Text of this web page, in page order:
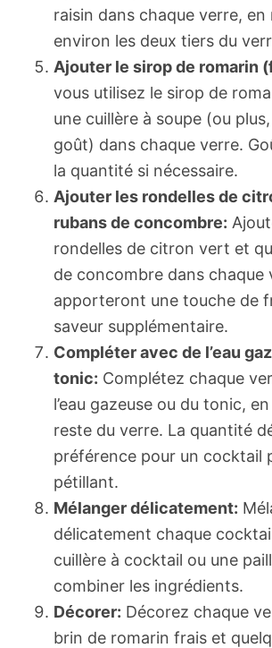
raisin dans chaque verre, en
environ les deux tiers du
Ajouter le sirop de romarin
vous utilisez le sirop de
une cuillère à soupe (ou
goût) dans chaque verre.
la quantité si nécessaire.
Ajouter les rondelles de
rubans de concombre:
rondelles de citron vert et
de concombre dans chaque
apporteront une touche de
saveur supplémentaire.
Compléter avec de l’eau
tonic: Complétez chaque
l’eau gazeuse ou du tonic,
reste du verre. La quantité
préférence pour un cocktail
pétillant.
Mélanger délicatement:
délicatement chaque
cuillère à cocktail ou une
combiner les ingrédients.
Décorer: Décorez chaque
brin de romarin frais et